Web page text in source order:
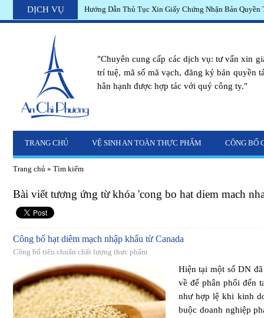
DỊCH VỤ Công bố phù hợp an toàn thực phẩm dầu cọ olein sản
"Chuyên cung cấp các dịch vụ: tư vấn xin
trí tuệ, mã số mã vạch, đăng ký bản quyền
hân hạnh được hợp tác với quý công ty."
TRANG CHỦ VỆ SINH AN TOÀN THỰC PHẨM CÔNG BỐ
Trang chủ » Tìm kiếm
Bài viết tương ứng từ khóa 'cong bo hat diem mach
Công bố hạt diêm mạch nhập khẩu từ Canada
Công bố tiêu chuẩn chất lượng thực phẩm
Hiện tại một số DN
về để phân phối đến
như hợp lệ khi kinh
buộc doanh nghiệp